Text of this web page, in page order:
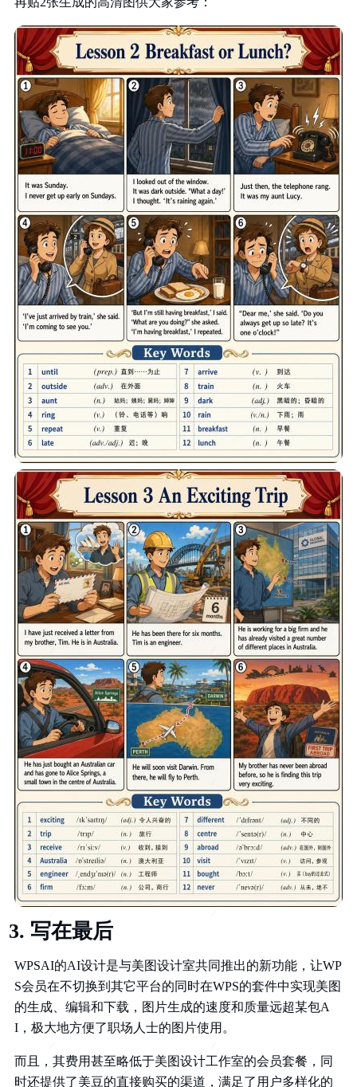
写在最后
WPSAI的AI设计是与美图设计室共同推出的新功能，让WP
S会员在不切换到其它平台的同时在WPS的套件中实现美图
的生成、编辑和下载，图片生成的速度和质量远超某包A
I，极大地方便了职场人士的图片使用。
而且，其费用甚至略低于美图设计工作室的会员套餐，同
时还提供了美豆的直接购买的渠道，满足了用户多样化的